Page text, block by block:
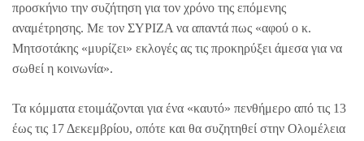
προσκήνιο την συζήτηση για τον χρόνο της επόμενης
αναμέτρησης. Με τον ΣΥΡΙΖΑ να απαντά πως «αφού ο κ.
Μητσοτάκης «μυρίζει» εκλογές ας τις προκηρύξει άμεσα για να
σωθεί η κοινωνία».
Τα κόμματα ετοιμάζονται για ένα «καυτό» πενθήμερο από τις 13
έως τις 17 Δεκεμβρίου, οπότε και θα συζητηθεί στην Ολομέλεια